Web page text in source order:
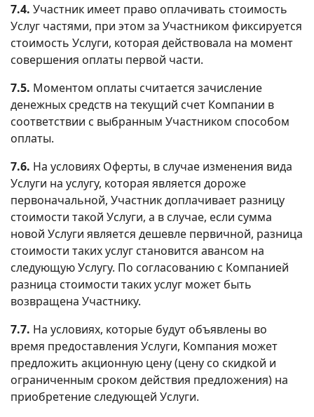
7.4. Участник имеет право оплачивать стоимость
Услуг частями, при этом за Участником фиксируется
стоимость Услуги, которая действовала на момент
совершения оплаты первой части.
7.5. Моментом оплаты считается зачисление
денежных средств на текущий счет Компании в
соответствии с выбранным Участником способом
оплаты.
7.6. На условиях Оферты, в случае изменения вида
Услуги на услугу, которая является дороже
первоначальной, Участник доплачивает разницу
стоимости такой Услуги, а в случае, если сумма
новой Услуги является дешевле первичной, разница
стоимости таких услуг становится авансом на
следующую Услугу. По согласованию с Компанией
разница стоимости таких услуг может быть
возвращена Участнику.
7.7. На условиях, которые будут объявлены во
время предоставления Услуги, Компания может
предложить акционную цену (цену со скидкой и
ограниченным сроком действия предложения) на
приобретение следующей Услуги.